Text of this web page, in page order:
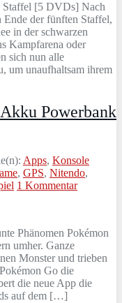
Staffel [5 DVDs] Nach
der fünften Staffel,
in der schwarzen
Kampfarena oder
sich nun alle
um unaufhaltsam ihrem
Powerbank
Apps, Konsole
, GPS, Nitendo,
1 Kommentar
Phänomen Pokémon
umher. Ganze
Monster und trieben
Go die
die neue App die
auf dem […]